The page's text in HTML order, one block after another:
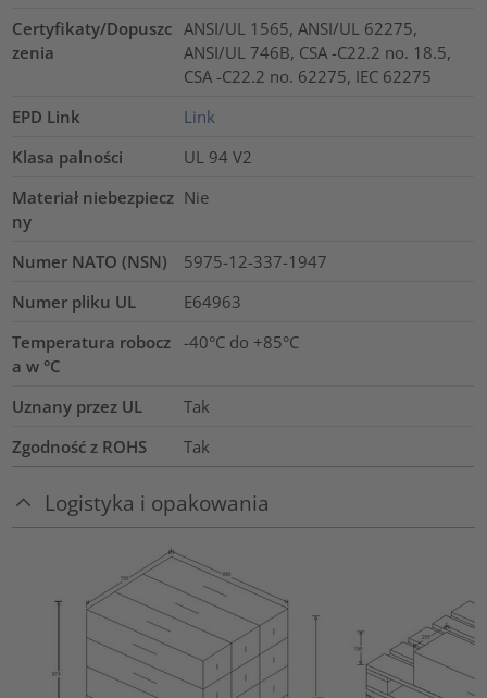
Certyfikaty/Dopuszc
zenia
ANSI/UL 1565, ANSI/UL 62275,
ANSI/UL 746B, CSA -C22.2 no. 18.5,
CSA -C22.2 no. 62275, IEC 62275
EPD Link
Link
Klasa palności
UL 94 V2
Materiał niebezpiecz
ny
Nie
Numer NATO (NSN)
5975-12-337-1947
Numer pliku UL
E64963
Temperatura robocz
a w °C
-40°C do +85°C
Uznany przez UL
Tak
Zgodność z ROHS
Tak
Logistyka i opakowania